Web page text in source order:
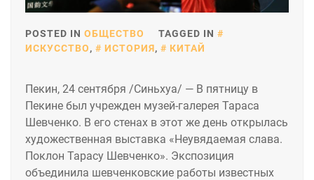
POSTED IN ОБЩЕСТВО
TAGGED IN
ИСКУССТВО, ИСТОРИЯ, КИТАЙ
Пекин, 24 сентября /Синьхуа/ — В пятницу в
Пекине был учрежден музей-галерея Тараса
Шевченко. В его стенах в этот же день открылась
художественная выставка «Неувядаемая слава.
Поклон Тарасу Шевченко». Экспозиция
объединила шевченковские работы известных